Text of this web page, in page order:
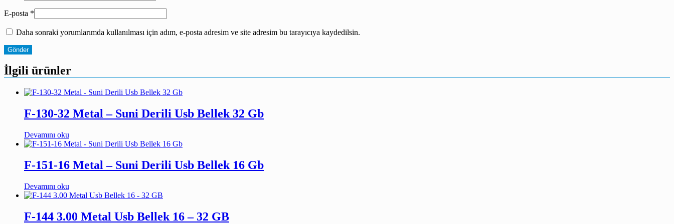
E-posta *
Daha sonraki yorumlarımda kullanılması için adım, e-posta adresim ve site adresim bu tarayıcıya kaydedilsin.
İlgili ürünler
F-130-32 Metal – Suni Derili Usb Bellek 32 Gb
Devamını oku
F-151-16 Metal – Suni Derili Usb Bellek 16 Gb
Devamını oku
F-144 3.00 Metal Usb Bellek 16 – 32 GB